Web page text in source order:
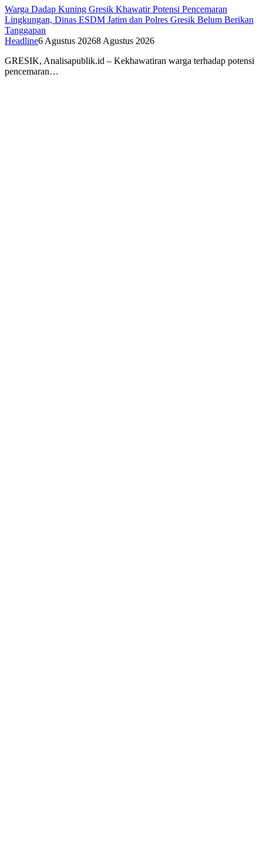
Warga Dadap Kuning Gresik Khawatir Potensi Pencemaran
Lingkungan, Dinas ESDM Jatim dan Polres Gresik Belum Berikan
Tanggapan
Headline6 Agustus 20268 Agustus 2026
GRESIK, Analisapublik.id – Kekhawatiran warga terhadap potensi
pencemaran…